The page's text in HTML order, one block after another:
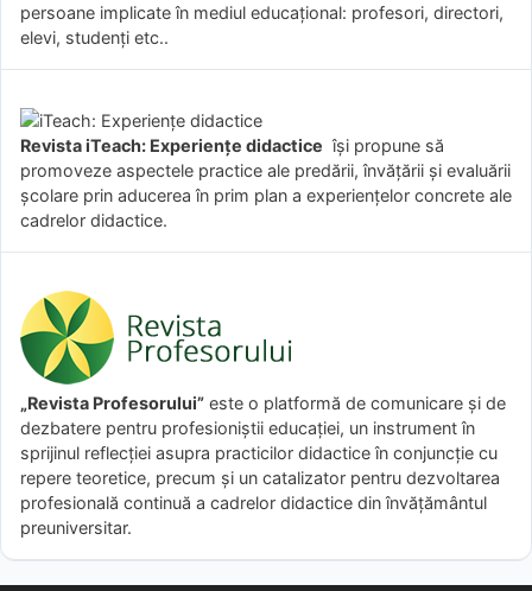
persoane implicate în mediul educațional: profesori, directori,
elevi, studenți etc..
Revista iTeach: Experienţe didactice îşi propune să
promoveze aspectele practice ale predării, învăţării şi evaluării
şcolare prin aducerea în prim plan a experienţelor concrete ale
cadrelor didactice.
„Revista Profesorului” este o platformă de comunicare și de
dezbatere pentru profesioniștii educației, un instrument în
sprijinul reflecției asupra practicilor didactice în conjuncție cu
repere teoretice, precum și un catalizator pentru dezvoltarea
profesională continuă a cadrelor didactice din învățământul
preuniversitar.